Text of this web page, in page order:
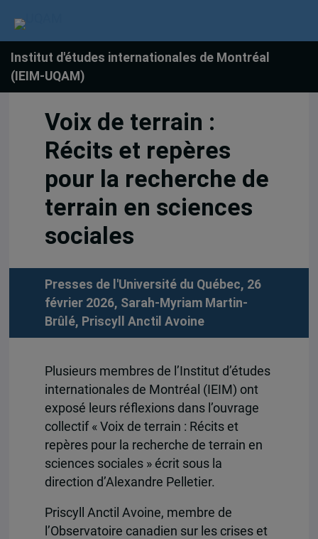
Institut d'études internationales de Montréal
(IEIM-UQAM)
Voix de terrain :
Récits et repères
pour la recherche de
terrain en sciences
sociales
Presses de l'Université du Québec, 26
février 2026, Sarah-Myriam Martin-
Brûlé, Priscyll Anctil Avoine
Plusieurs membres de l’Institut d’études
internationales de Montréal (IEIM) ont
exposé leurs réflexions dans l’ouvrage
collectif « Voix de terrain : Récits et
repères pour la recherche de terrain en
sciences sociales » écrit sous la
direction d’Alexandre Pelletier.
Priscyll Anctil Avoine, membre de
l’Observatoire canadien sur les crises et